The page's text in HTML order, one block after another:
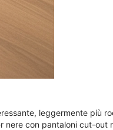
leggermente più
con pantaloni cut-out